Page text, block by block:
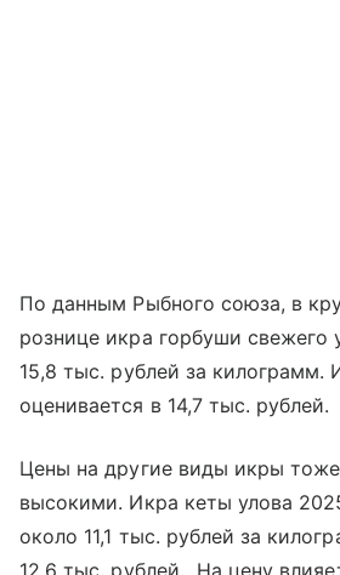
По данным Рыбного союза, в
рознице икра горбуши свежего
15,8 тыс. рублей за килограмм.
оценивается в 14,7 тыс. рублей.
Цены на другие виды икры
высокими. Икра кеты улова
около 11,1 тыс. рублей за